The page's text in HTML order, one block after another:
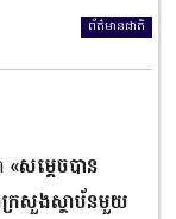
ព័ត៌មានជាតិ
«សម្ដេចបាន
រសួងស្ថាប័នមួយ